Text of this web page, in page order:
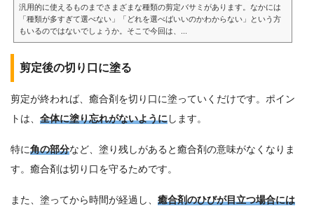
汎用的に使えるものまでさまざまな種類の剪定バサミがあります。なかには
「種類が多すぎて選べない」「どれを選べばいいのかわからない」という方
もいるのではないでしょうか。そこで今回は、...
剪定後の切り口に塗る
剪定が終われば、癒合剤を切り口に塗っていくだけです。ポイン
トは、 全体に塗り忘れがないようにします。
特に角の部分など、塗り残しがあると癒合剤の意味がなくなりま
す。癒合剤は切り口を守るためです。
また、塗ってから時間が経過し、 癒合剤のひびが目立つ場合には